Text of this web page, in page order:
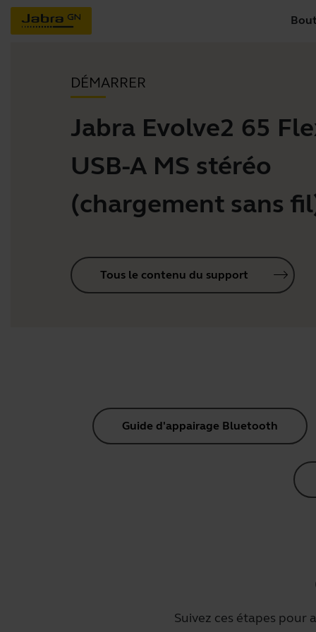
DÉMARRER
Jabra Evolve2 65
USB-A MS stéréo
(chargement sans
Tous le contenu du support
Guide d'appairage Bluetooth
Suivez ces étapes pour